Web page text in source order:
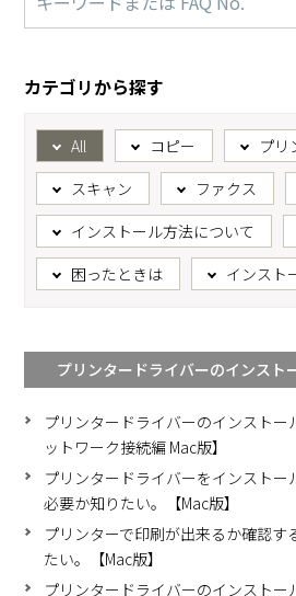
カテゴリから探す
All コピー
プリ
スキャン
ファクス
インストール方法について
困ったときは
インスト
プリンタードライバーのインスト
プリンタードライバーのインスト
ットワーク接続編 Mac版】
プリンタードライバーをインスト
必要か知りたい。【Mac版】
プリンターで印刷が出来るか確認す
たい。【Mac版】
プリンタードライバーのインストー